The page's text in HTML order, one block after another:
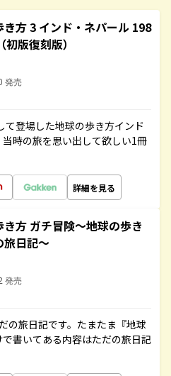
き方 3 インド・ネパール 198
版復刻版）
発売
登場した地球の歩き方インド
時の旅を思い出して欲しい1冊
詳細を見る
き方 ガチ冒険～地球の歩き
旅日記～
発売
の旅日記です。たまたま『地球
書いてある内容はただの旅日記